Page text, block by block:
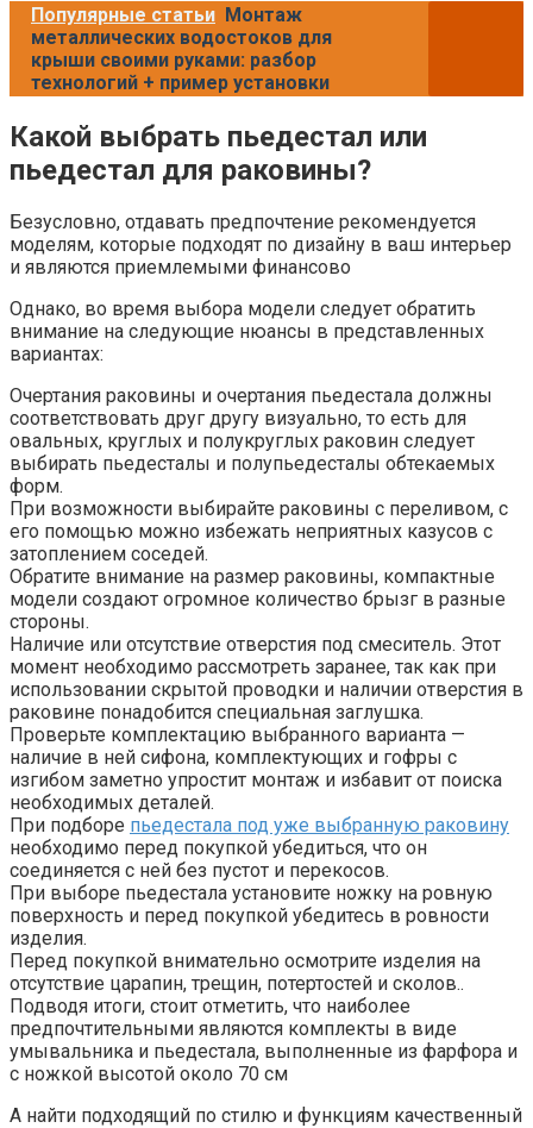
Популярные статьи Монтаж
металлических водостоков для
крыши своими руками: разбор
технологий + пример установки
Какой выбрать пьедестал или
пьедестал для раковины?
Безусловно, отдавать предпочтение рекомендуется
моделям, которые подходят по дизайну в ваш интерьер
и являются приемлемыми финансово
Однако, во время выбора модели следует обратить
внимание на следующие нюансы в представленных
вариантах:
Очертания раковины и очертания пьедестала должны
соответствовать друг другу визуально, то есть для
овальных, круглых и полукруглых раковин следует
выбирать пьедесталы и полупьедесталы обтекаемых
форм.
При возможности выбирайте раковины с переливом, с
его помощью можно избежать неприятных казусов с
затоплением соседей.
Обратите внимание на размер раковины, компактные
модели создают огромное количество брызг в разные
стороны.
Наличие или отсутствие отверстия под смеситель. Этот
момент необходимо рассмотреть заранее, так как при
использовании скрытой проводки и наличии отверстия в
раковине понадобится специальная заглушка.
Проверьте комплектацию выбранного варианта —
наличие в ней сифона, комплектующих и гофры с
изгибом заметно упростит монтаж и избавит от поиска
необходимых деталей.
При подборе пьедестала под уже выбранную раковину
необходимо перед покупкой убедиться, что он
соединяется с ней без пустот и перекосов.
При выборе пьедестала установите ножку на ровную
поверхность и перед покупкой убедитесь в ровности
изделия.
Перед покупкой внимательно осмотрите изделия на
отсутствие царапин, трещин, потертостей и сколов..
Подводя итоги, стоит отметить, что наиболее
предпочтительными являются комплекты в виде
умывальника и пьедестала, выполненные из фарфора и
с ножкой высотой около 70 см
А найти подходящий по стилю и функциям качественный